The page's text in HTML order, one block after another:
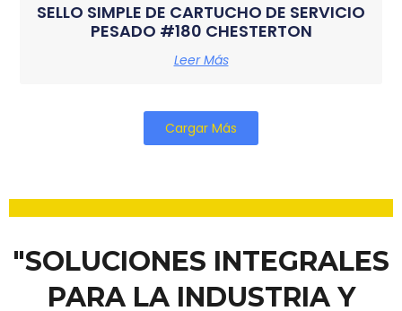
SELLO SIMPLE DE CARTUCHO DE SERVICIO
PESADO #180 CHESTERTON
Leer Más
Cargar Más
"SOLUCIONES INTEGRALES
PARA LA INDUSTRIA Y